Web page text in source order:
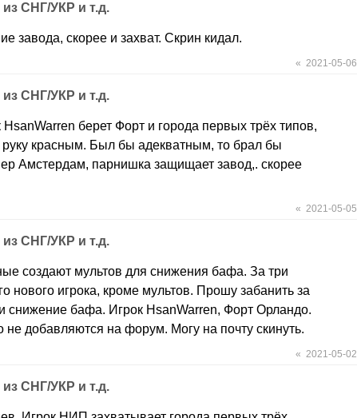
из СНГ/УКР и т.д.
завода, скорее и захват. Скрин кидал.
« 2021-05-06
из СНГ/УКР и т.д.
берет Форт и города первых трёх типов,
руку красным. Был бы адекватным, то брал бы
Амстердам, парнишка защищает завод,. скорее
« 2021-05-05
из СНГ/УКР и т.д.
создают мультов для снижения бафа. За три
нового игрока, кроме мультов. Прошу забанить за
снижение бафа. Игрок HsanWarren, Форт Орландо.
не добавляются на форум. Могу на почту скинуть.
« 2021-05-02
из СНГ/УКР и т.д.